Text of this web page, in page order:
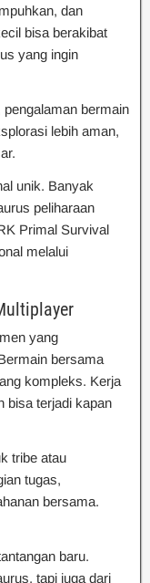
dan
bisa berakibat
yang ingin
bermain
lebih aman,
unik. Banyak
peliharaan
Primal Survival
melalui
yang
bersama
kompleks. Kerja
bisa terjadi kapan
tribe atau
tugas,
bersama.
baru.
tapi juga dari